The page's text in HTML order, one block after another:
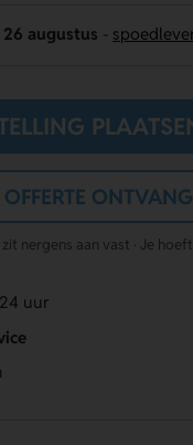
augustus
OFFERTE
nergens aan vast · Je
uur